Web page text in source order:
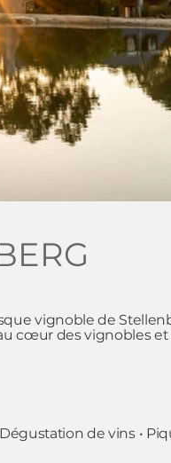
vignoble de
cœur des vignobles
Dégustation de vins •